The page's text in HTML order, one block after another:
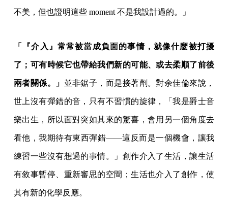
不美，但也證明這些 moment 不是我設計過的。」
「『介入』常常被當成負面的事情，就像什麼被打擾
了；可有時候它也帶給我們新的可能、或去柔順了前後
兩者關係。」 並非鋸子，而是接著劑。對余佳倫來說，
世上沒有彈錯的音，只有不習慣的旋律，「我是爵士音
樂出生，所以面對突如其來的驚喜，會用另一個角度去
看他，我期待有東西彈錯——這反而是一個機會，讓我
練習一些沒有想過的事情。」創作介入了生活，讓生活
有敘事暫停、重新審思的空間；生活也介入了創作，使
其有新的化學反應。